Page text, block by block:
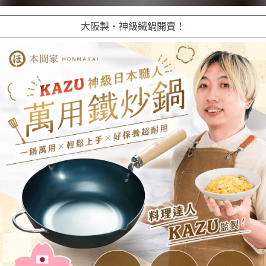
大阪製・神級鐵鍋開賣！